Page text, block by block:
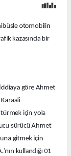
otomobilin
kazasında bir
göre Ahmet
için yola
sürücü Ahmet
gitmek için
kullandığı 01